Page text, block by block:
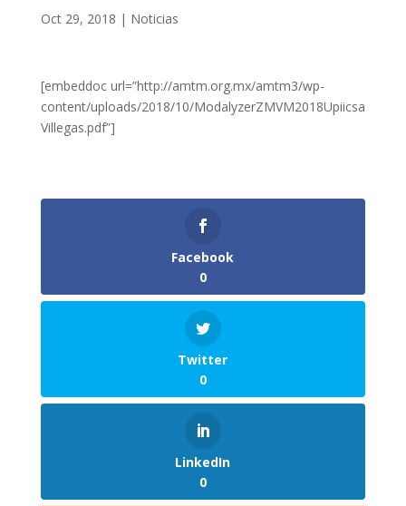
Oct 29, 2018 | Noticias
[embeddoc url=”http://amtm.org.mx/amtm3/wp-
content/uploads/2018/10/ModalyzerZMVM2018Upiicsa
Villegas.pdf”]
Facebook
0
Twitter
0
LinkedIn
0